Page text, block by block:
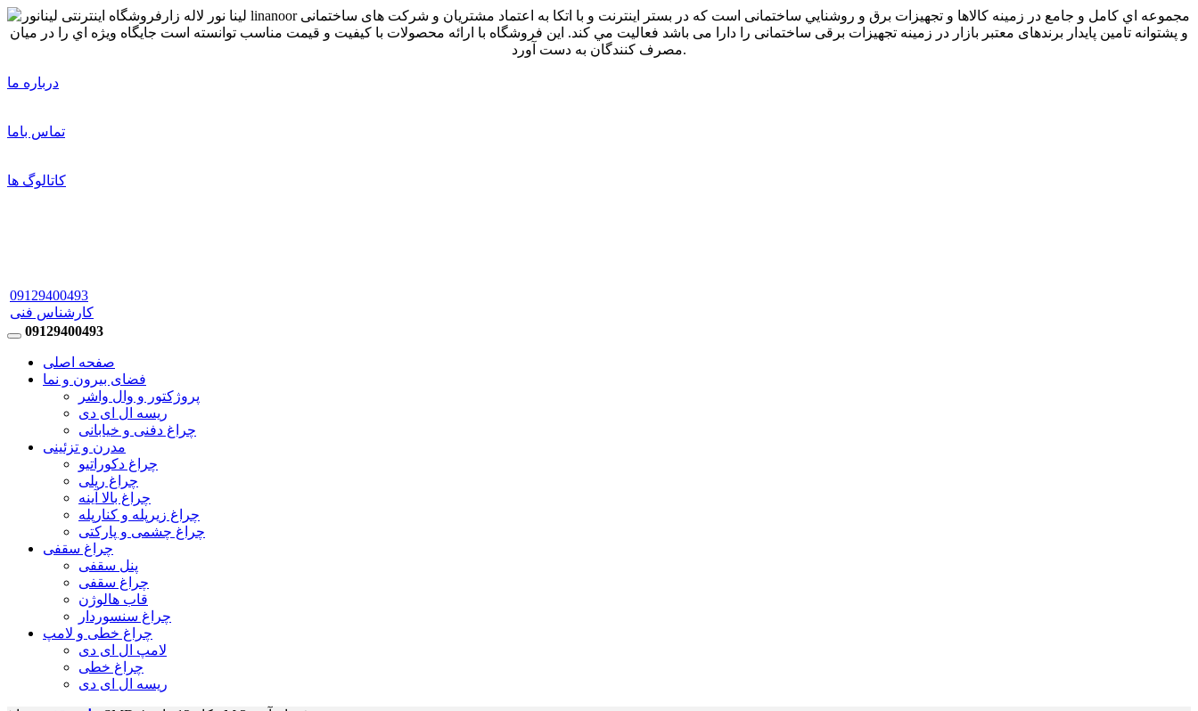
درباره ما
تماس باما
کاتالوگ ها
09129400493
کارشناس فنی
09129400493
صفحه اصلی
فضای بیرون و نما
پروژکتور و وال واشر
ریسه ال ای دی
چراغ دفنی و خیابانی
مدرن و تزئینی
چراغ دکوراتیو
چراغ ریلی
چراغ بالا آینه
چراغ زیرپله و کنارپله
چراغ چشمی و پارکتی
چراغ سقفی
پنل سقفی
چراغ سقفی
قاب هالوژن
چراغ سنسوردار
چراغ خطی و لامپ
لامپ ال ای دی
چراغ خطی
ریسه ال ای دی